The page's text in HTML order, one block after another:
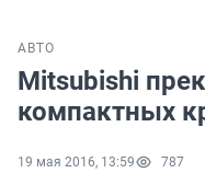
АВТО
Mitsubishi
компактных
19 мая 2016, 13:59 787